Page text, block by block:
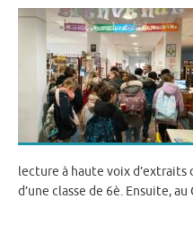
lecture à haute voix d’extraits
d’une classe de 6è. Ensuite,